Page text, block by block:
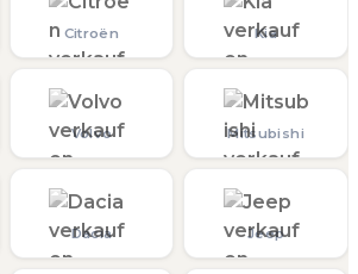
Citroën Kia
Volvo Mitsubishi
Dacia Jeep